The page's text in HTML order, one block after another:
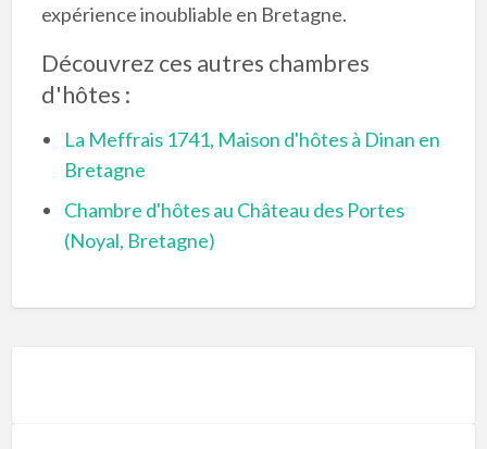
expérience inoubliable en Bretagne.
Découvrez ces autres chambres
d'hôtes :
La Meffrais 1741, Maison d'hôtes à Dinan en
Bretagne
Chambre d'hôtes au Château des Portes
(Noyal, Bretagne)